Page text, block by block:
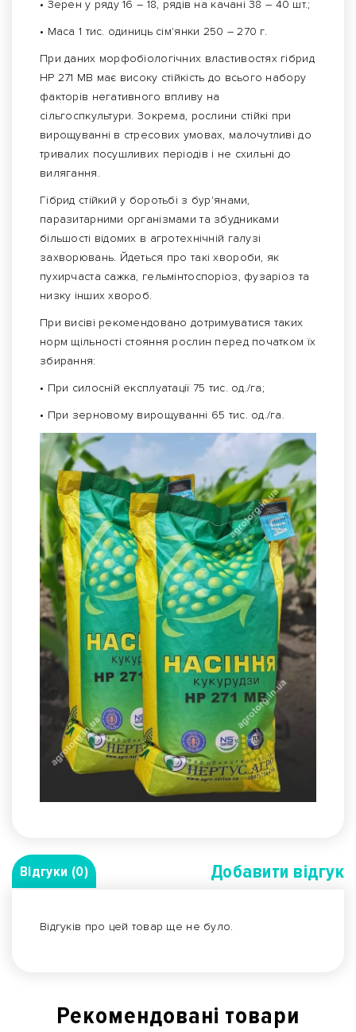
• Зерен у ряду 16 – 18, рядів на качані 38 – 40 шт.;
• Маса 1 тис. одиниць сім'янки 250 – 270 г.
При даних морфобіологічних властивостях гібрид
НР 271 МВ має високу стійкість до всього набору
факторів негативного впливу на
сільгоспкультури. Зокрема, рослини стійкі при
вирощуванні в стресових умовах, малочутливі до
тривалих посушливих періодів і не схильні до
вилягання.
Гібрид стійкий у боротьбі з бур'янами,
паразитарними організмами та збудниками
більшості відомих в агротехнічній галузі
захворювань. Йдеться про такі хвороби, як
пухирчаста сажка, гельмінтоспоріоз, фузаріоз та
низку інших хвороб.
При висіві рекомендовано дотримуватися таких
норм щільності стояння рослин перед початком їх
збирання:
• При силосній експлуатації 75 тис. од./га;
• При зерновому вирощуванні 65 тис. од./га.
Відгуки (0) Добавити вiдгук
Відгуків про цей товар ще не було.
Рекомендованi товари